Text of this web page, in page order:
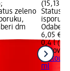
zeleno
dm
(15,13 €
Status
Odaberi
6,05 €
0,4 l
lactovit
ml